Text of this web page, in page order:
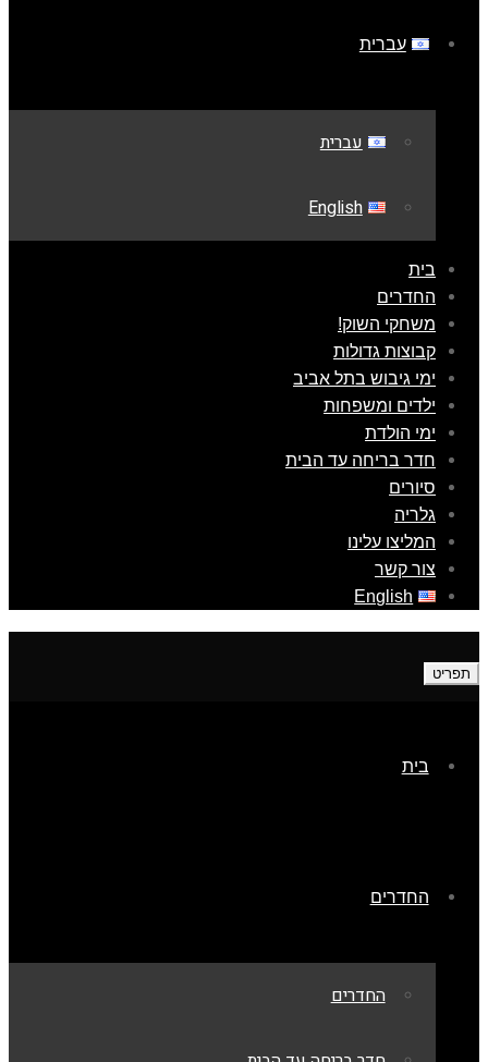
עברית
עברית
English
בית
החדרים
משחקי השוק!
קבוצות גדולות
ימי גיבוש בתל אביב
ילדים ומשפחות
ימי הולדת
חדר בריחה עד הבית
סיורים
גלריה
המליצו עלינו
צור קשר
English
תפריט
בית
החדרים
החדרים